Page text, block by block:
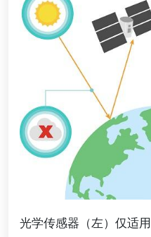
光学传感器（左）仅适